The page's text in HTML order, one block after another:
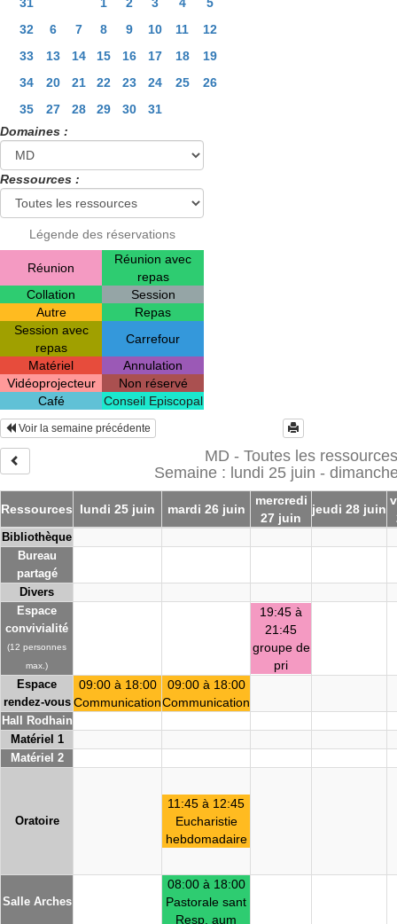
32
6 7 8 9 10 11
12
33
13 14 15 16 17 18
19
34
20 21 22 23 24 25
26
35
27 28 29 30
31
Domaines :
Ressources :
Légende des réservations
Réunion
Réunion avec
repas
Collation
Session
Autre
Repas
Session avec
repas
Carrefour
Matériel
Annulation
Vidéoprojecteur
Non réservé
Café
Conseil Episcopal
Voir la semaine précédente
MD - Toutes les ressources
Semaine : lundi 25 juin -
Ressources lundi 25 juin mardi 26 juin
mercredi
27 juin
jeudi 28 juin
Bibliothèque
Bureau
partagé
Divers
Espace
convivialité
(12 personnes
max.)
19:45 à
21:45
groupe de
pri
Espace
rendez-vous
09:00 à 18:00
Communication
09:00 à 18:00
Communication
Hall Rodhain
Matériel 1
Matériel 2
Oratoire
11:45 à 12:45
Eucharistie
hebdomadaire
Salle Arches
08:00 à 18:00
Pastorale sant
Resp. aum